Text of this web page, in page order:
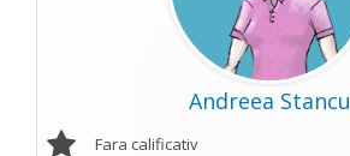
Andreea Stancu
Fara calificativ